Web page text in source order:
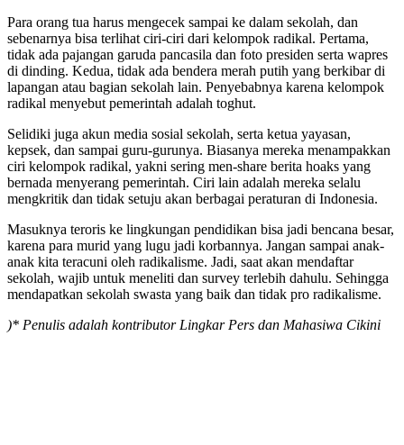
Para orang tua harus mengecek sampai ke dalam sekolah, dan
sebenarnya bisa terlihat ciri-ciri dari kelompok radikal. Pertama,
tidak ada pajangan garuda pancasila dan foto presiden serta wapres
di dinding. Kedua, tidak ada bendera merah putih yang berkibar di
lapangan atau bagian sekolah lain. Penyebabnya karena kelompok
radikal menyebut pemerintah adalah toghut.
Selidiki juga akun media sosial sekolah, serta ketua yayasan,
kepsek, dan sampai guru-gurunya. Biasanya mereka menampakkan
ciri kelompok radikal, yakni sering men-share berita hoaks yang
bernada menyerang pemerintah. Ciri lain adalah mereka selalu
mengkritik dan tidak setuju akan berbagai peraturan di Indonesia.
Masuknya teroris ke lingkungan pendidikan bisa jadi bencana besar,
karena para murid yang lugu jadi korbannya. Jangan sampai anak-
anak kita teracuni oleh radikalisme. Jadi, saat akan mendaftar
sekolah, wajib untuk meneliti dan survey terlebih dahulu. Sehingga
mendapatkan sekolah swasta yang baik dan tidak pro radikalisme.
)* Penulis adalah kontributor Lingkar Pers dan Mahasiwa Cikini